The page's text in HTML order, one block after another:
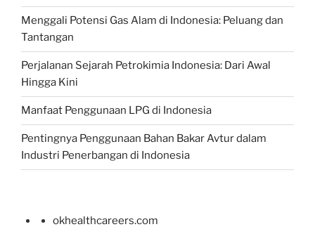
Menggali Potensi Gas Alam di Indonesia: Peluang dan
Tantangan
Perjalanan Sejarah Petrokimia Indonesia: Dari Awal
Hingga Kini
Manfaat Penggunaan LPG di Indonesia
Pentingnya Penggunaan Bahan Bakar Avtur dalam
Industri Penerbangan di Indonesia
okhealthcareers.com